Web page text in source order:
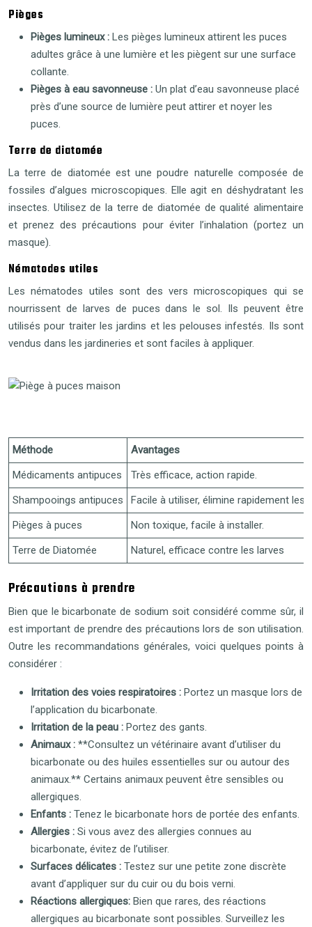
Pièges
Pièges lumineux : Les pièges lumineux attirent les puces
adultes grâce à une lumière et les piègent sur une surface
collante.
Pièges à eau savonneuse : Un plat d’eau savonneuse placé
près d’une source de lumière peut attirer et noyer les
puces.
Terre de diatomée
La terre de diatomée est une poudre naturelle composée de
fossiles d’algues microscopiques. Elle agit en déshydratant les
insectes. Utilisez de la terre de diatomée de qualité alimentaire
et prenez des précautions pour éviter l’inhalation (portez un
masque).
Nématodes utiles
Les nématodes utiles sont des vers microscopiques qui se
nourrissent de larves de puces dans le sol. Ils peuvent être
utilisés pour traiter les jardins et les pelouses infestés. Ils sont
vendus dans les jardineries et sont faciles à appliquer.
Méthode
Avantages
Médicaments antipuces
Très efficace, action rapide.
Shampooings antipuces
Facile à utiliser, élimine rapidement les
Pièges à puces
Non toxique, facile à installer.
Terre de Diatomée
Naturel, efficace contre les larves
Précautions à prendre
Bien que le bicarbonate de sodium soit considéré comme sûr, il
est important de prendre des précautions lors de son utilisation.
Outre les recommandations générales, voici quelques points à
considérer :
Irritation des voies respiratoires : Portez un masque lors de
l’application du bicarbonate.
Irritation de la peau : Portez des gants.
Animaux : **Consultez un vétérinaire avant d’utiliser du
bicarbonate ou des huiles essentielles sur ou autour des
animaux.** Certains animaux peuvent être sensibles ou
allergiques.
Enfants : Tenez le bicarbonate hors de portée des enfants.
Allergies : Si vous avez des allergies connues au
bicarbonate, évitez de l’utiliser.
Surfaces délicates : Testez sur une petite zone discrète
avant d’appliquer sur du cuir ou du bois verni.
Réactions allergiques: Bien que rares, des réactions
allergiques au bicarbonate sont possibles. Surveillez les